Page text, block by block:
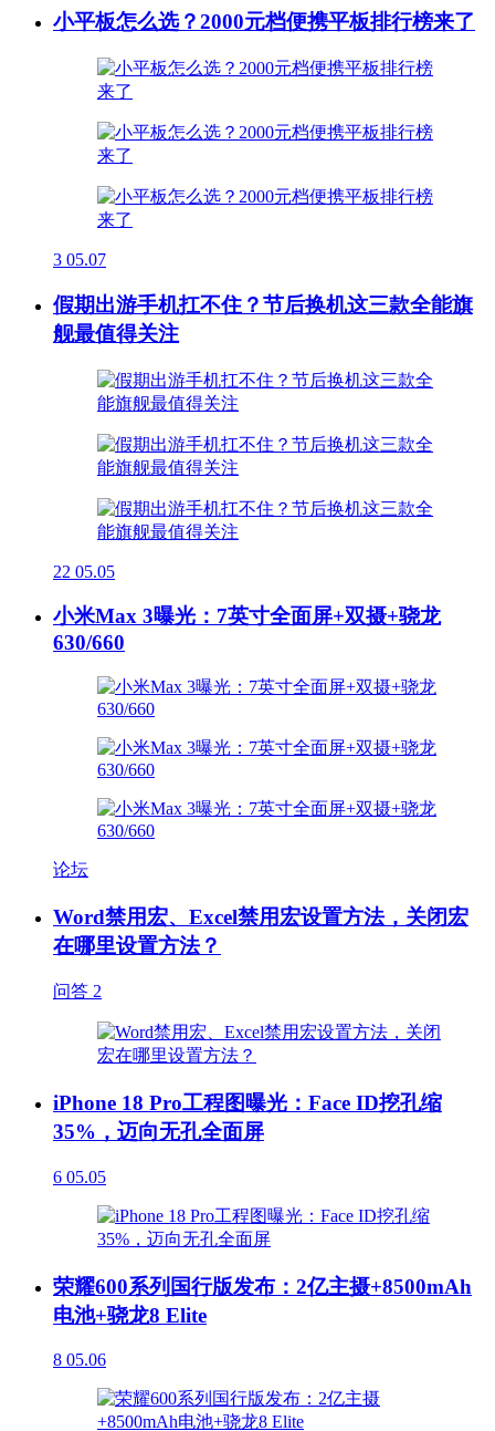
小平板怎么选？2000元档便携平板排行榜来了
3 05.07
假期出游手机扛不住？节后换机这三款全能旗
舰最值得关注
22 05.05
小米Max 3曝光：7英寸全面屏+双摄+骁龙
630/660
论坛
Word禁用宏、Excel禁用宏设置方法，关闭宏
在哪里设置方法？
问答 2
iPhone 18 Pro工程图曝光：Face ID挖孔缩
35%，迈向无孔全面屏
6 05.05
荣耀600系列国行版发布：2亿主摄+8500mAh
电池+骁龙8 Elite
8 05.06